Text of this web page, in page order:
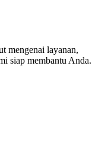
mengenai layanan,
siap membantu Anda.